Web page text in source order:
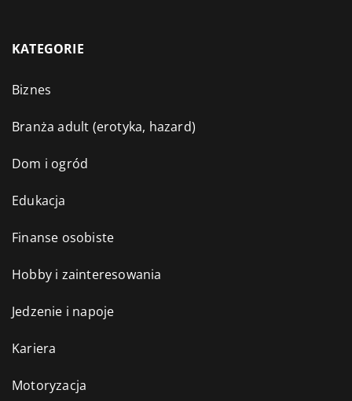
KATEGORIE
Biznes
Branża adult (erotyka, hazard)
Dom i ogród
Edukacja
Finanse osobiste
Hobby i zainteresowania
Jedzenie i napoje
Kariera
Motoryzacja